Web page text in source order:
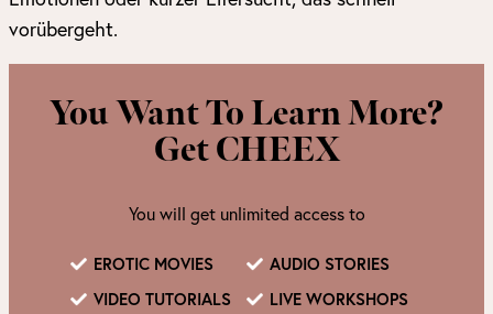
vorübergeht.
You Want To Learn More?
Get CHEEX
You will get unlimited access to
EROTIC MOVIES
AUDIO STORIES
VIDEO TUTORIALS
LIVE WORKSHOPS